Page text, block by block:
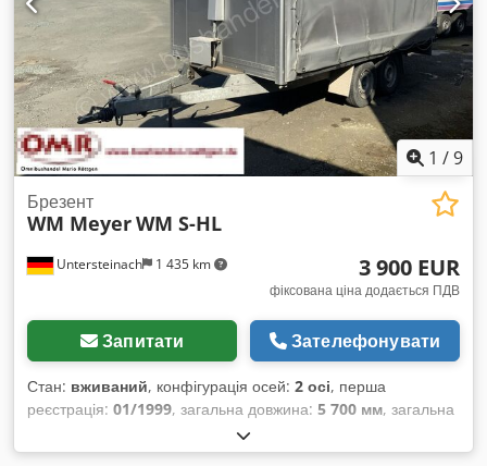
1 /9
Untersteinach 1 435 km
Брезент
WM MeyerWM S-HL
3 900 EUR
фіксована ціна додається ПДВ
Запитати Зателефонувати
Стан: вживаний, конфігурація осей: 2 осі, перша
реєстрація: 01/1999, загальна довжина: 5 700 мм, загальна
, загальна висота:
виготовлення:1999,